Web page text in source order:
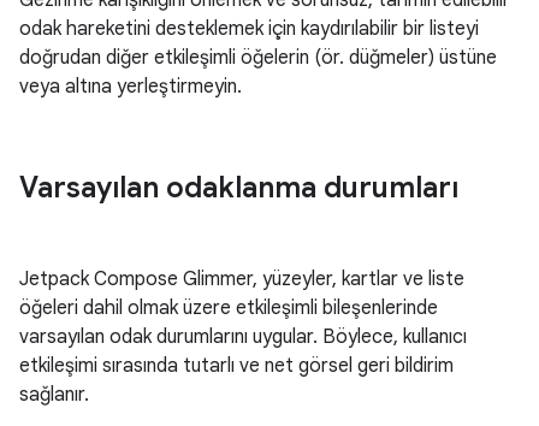
odak hareketini desteklemek için kaydırılabilir bir listeyi
doğrudan diğer etkileşimli öğelerin (ör. düğmeler) üstüne
veya altına yerleştirmeyin.
Varsayılan odaklanma durumları
Jetpack Compose Glimmer, yüzeyler, kartlar ve liste
öğeleri dahil olmak üzere etkileşimli bileşenlerinde
varsayılan odak durumlarını uygular. Böylece, kullanıcı
etkileşimi sırasında tutarlı ve net görsel geri bildirim
sağlanır.